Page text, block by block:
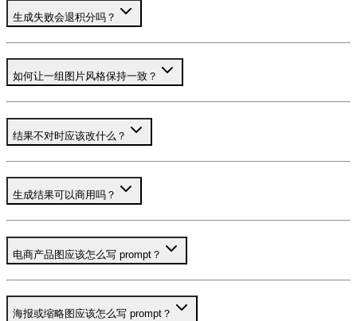
生成失败会退积分吗？
如何让一组图片风格保持一致？
结果不对时应该改什么？
生成结果可以商用吗？
电商产品图应该怎么写 prompt？
海报或缩略图应该怎么写 prompt？